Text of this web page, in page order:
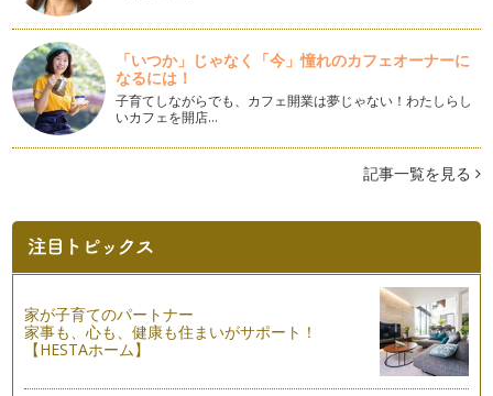
数字で見るYOGA
誰もが気になること。それは、体重。 体重計に乗る時は、ほ
とんどの方が誰にも見られな…
ヨガで綺麗なボディラインに
ヨガでは、普段使わない体中の色んな筋肉を使って筋肉をつけ
ることができます。 &nb…
をしながらポーズ（アーサナ）を行…
自分の体を知ることからが【yoga】
女性の体の特徴 こちらは、いくつ当てはまりますか？？
１ 冷え性 …
授かり体質を作るYOGA
２人目を考えているママも多いと思いますが、２人目不妊と
「いつか」じゃなく「今」憧れのカフェオーナーに
なるには！
子育てしながらでも、カフェ開業は夢じゃない！わたしらし
いカフェを開店…
記事一覧を見る
家が子育てのパートナー
家事も、心も、健康も住まいがサポート！
【HESTAホーム】